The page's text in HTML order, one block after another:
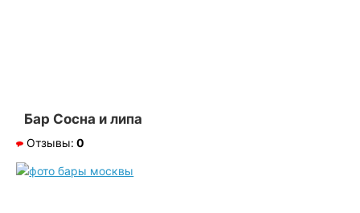
Бар Сосна и липа
Отзывы: 0